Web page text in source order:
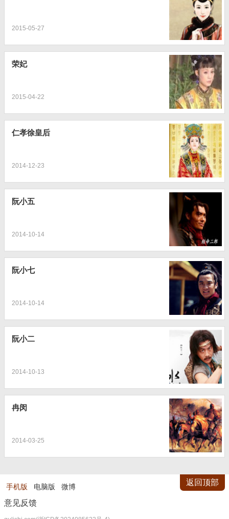
2015-05-27
荣妃
2015-04-22
仁孝徐皇后
2014-12-23
阮小五
2014-10-14
阮小七
2014-10-14
阮小二
2014-10-13
冉闵
2014-03-25
手机版 电脑版 微博
意见反馈
返回顶部